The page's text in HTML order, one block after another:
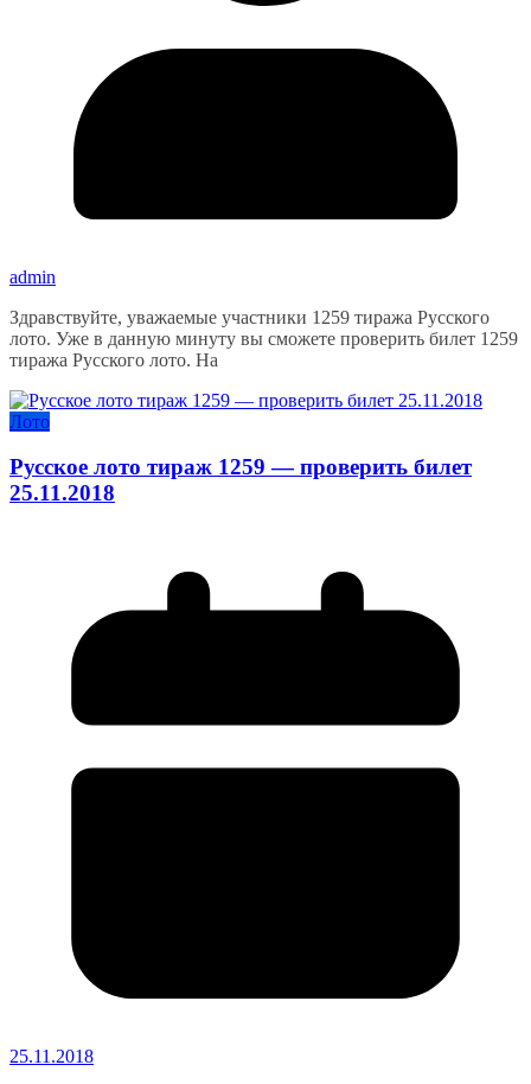
admin
Здравствуйте, уважаемые участники 1259 тиража Русского
лото. Уже в данную минуту вы сможете проверить билет 1259
тиража Русского лото. На
Лото
Русское лото тираж 1259 — проверить билет
25.11.2018
25.11.2018